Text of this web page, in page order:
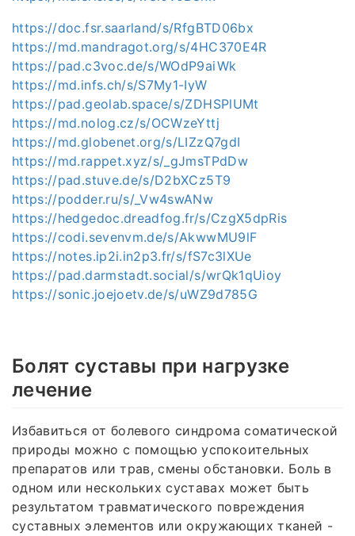
https://doc.fsr.saarland/s/RfgBTD06bx
https://md.mandragot.org/s/4HC370E4R
https://pad.c3voc.de/s/WOdP9aiWk
https://md.infs.ch/s/S7My1-IyW
https://pad.geolab.space/s/ZDHSPlUMt
https://md.nolog.cz/s/OCWzeYttj
https://md.globenet.org/s/LIZzQ7gdI
https://md.rappet.xyz/s/_gJmsTPdDw
https://pad.stuve.de/s/D2bXCz5T9
https://podder.ru/s/_Vw4swANw
https://hedgedoc.dreadfog.fr/s/CzgX5dpRis
https://codi.sevenvm.de/s/AkwwMU9lF
https://notes.ip2i.in2p3.fr/s/fS7c3lXUe
https://pad.darmstadt.social/s/wrQk1qUioy
https://sonic.joejoetv.de/s/uWZ9d785G
Болят суставы при нагрузке
лечение
Избавиться от болевого синдрома соматической
природы можно с помощью успокоительных
препаратов или трав, смены обстановки. Боль в
одном или нескольких суставах может быть
результатом травматического повреждения
суставных элементов или окружающих тканей -